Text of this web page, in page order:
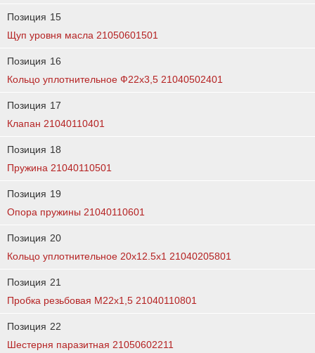
Позиция 15
Щуп уровня масла 21050601501
Позиция 16
Кольцо уплотнительное Ф22х3,5 21040502401
Позиция 17
Клапан 21040110401
Позиция 18
Пружина 21040110501
Позиция 19
Опора пружины 21040110601
Позиция 20
Кольцо уплотнительное 20x12.5x1 21040205801
Позиция 21
Пробка резьбовая М22х1,5 21040110801
Позиция 22
Шестерня паразитная 21050602211